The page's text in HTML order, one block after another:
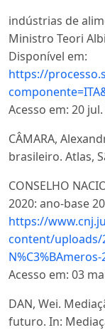
indústrias de
Ministro Teori
Disponível em:
https://
Acesso em: 20 jul.
CÂMARA,
brasileiro. Atlas,
CONSELHO
2020: ano-base
https://
content/uploads/
Acesso em: 03
DAN, Wei.
futuro. In: